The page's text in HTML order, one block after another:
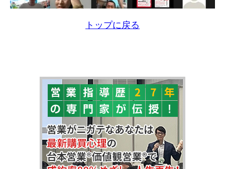
トップに戻る